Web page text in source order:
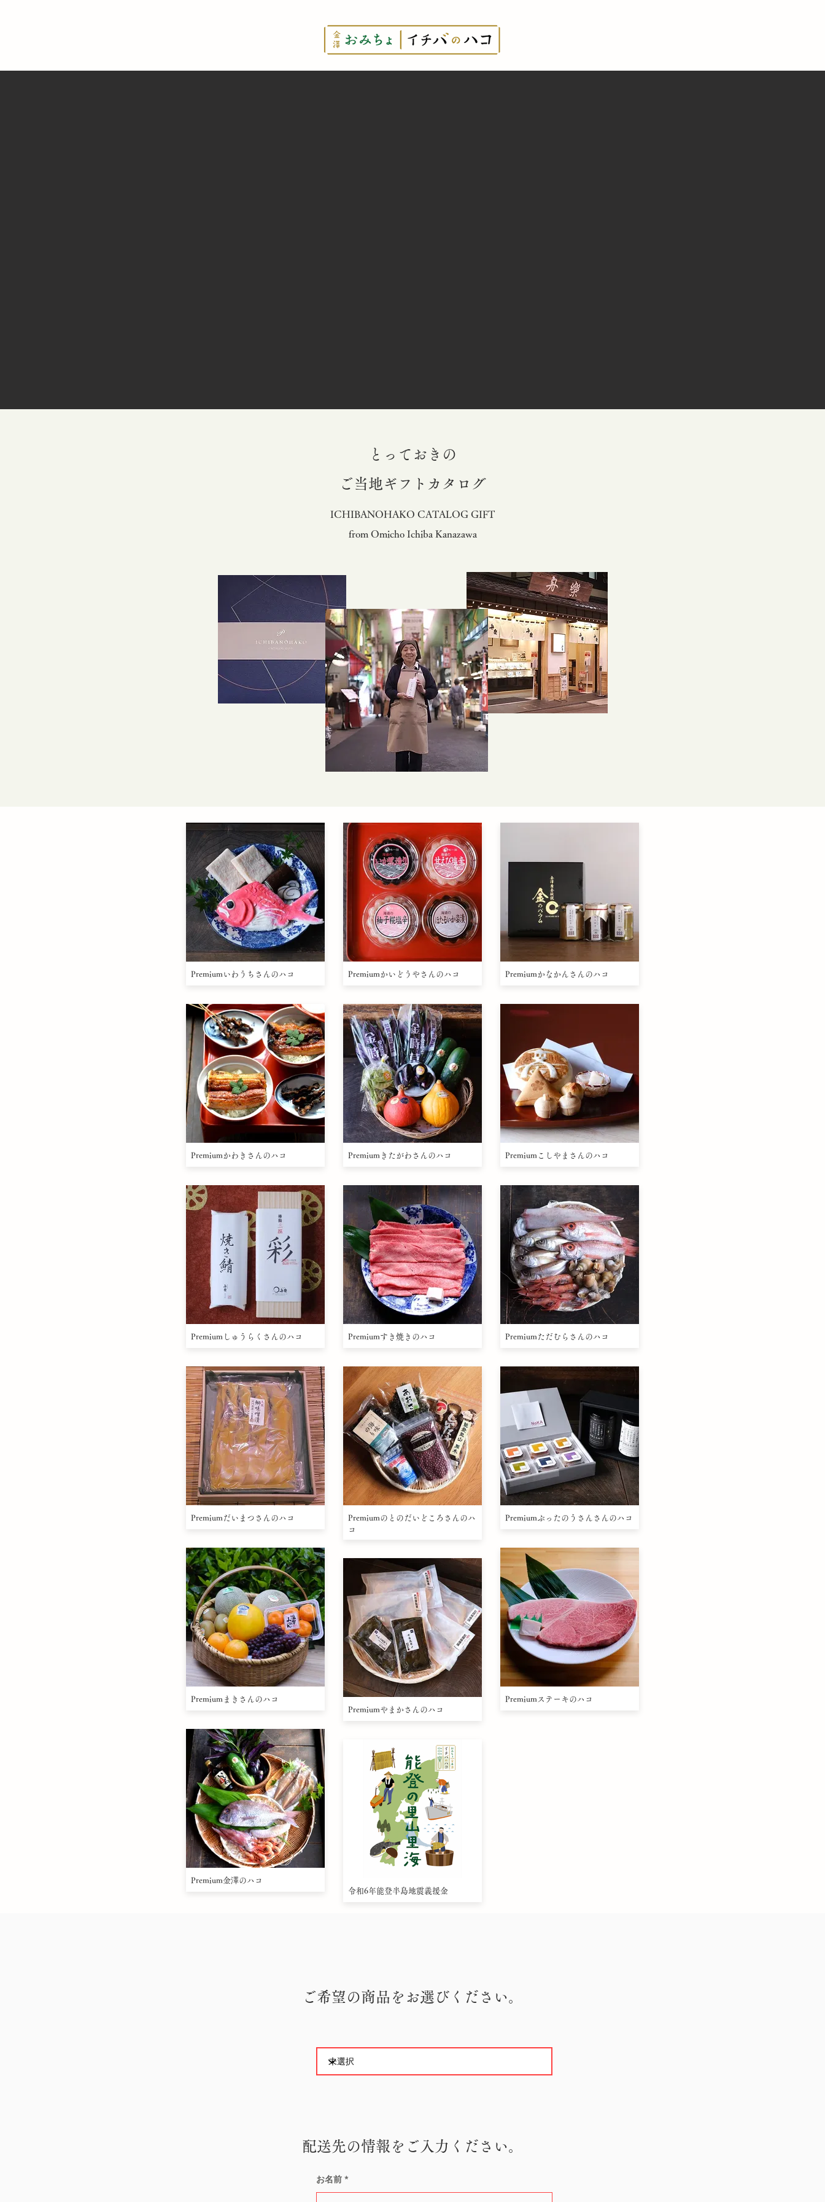
とっておきの
​ご当地ギフトカタログ
ICHIBANOHAKO CATALOG GIFT
from Omicho Ichiba Kanazawa
Premiumいわうちさんのハコ
Premiumかわきさんのハコ
Premiumしゅうらくさんのハコ
Premiumだいまつさんのハコ
Premiumまきさんのハコ
Premium金澤のハコ
Premiumかいどうやさんのハコ
Premiumきたがわさんのハコ
Premiumすき焼きのハコ
Premiumのとのだいどころさんのハ
コ
Premiumやまかさんのハコ
令和6年能登半島地震義援金
Premiumかなかんさんのハコ
Premiumこしやまさんのハコ
Premiumただむらさんのハコ
Premiumぶったのうさんさんのハコ
Premiumステーキのハコ
ご希望の商品をお選びください。
配送先の情報をご入力ください。
お名前